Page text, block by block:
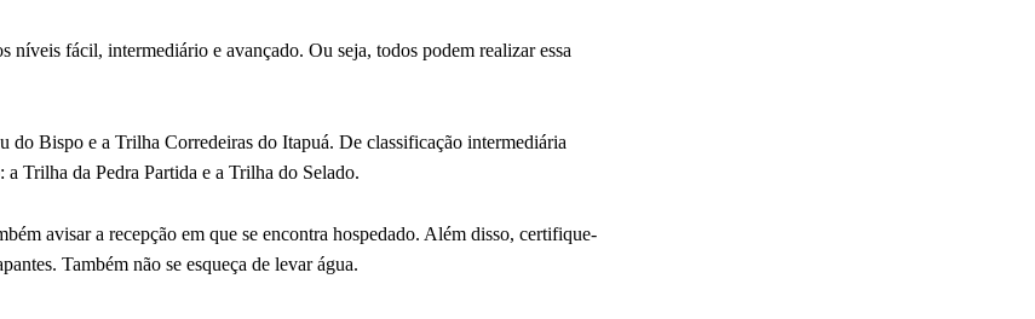
níveis fácil, intermediário e avançado. Ou seja, todos podem realizar essa
Bispo e a Trilha Corredeiras do Itapuá. De classificação intermediária
Trilha da Pedra Partida e a Trilha do Selado.
avisar a recepção em que se encontra hospedado. Além disso, certifique-
Também não se esqueça de levar água.